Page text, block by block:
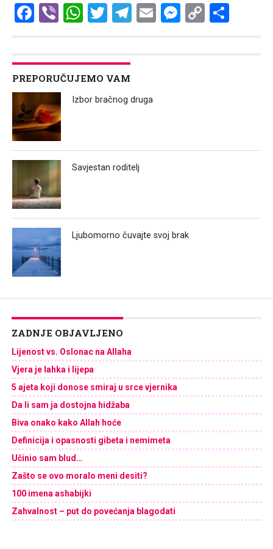
Facebook
ViberWhatsApp
Twitter
Telegram
EmailCopy
PREPORUČUJEMO VAM
Izbor bračnog druga
Savjestan roditelj
Ljubomorno čuvajte svoj brak
ZADNJE OBJAVLJENO
Lijenost vs. Oslonac na Allaha
Vjera je lahka i lijepa
5 ajeta koji donose smiraj u srce vjernika
Da li sam ja dostojna hidžaba
Biva onako kako Allah hoće
Definicija i opasnosti gibeta i nemimeta
Učinio sam blud…
Zašto se ovo moralo meni desiti?
100 imena ashabijki
Zahvalnost – put do povećanja blagodati